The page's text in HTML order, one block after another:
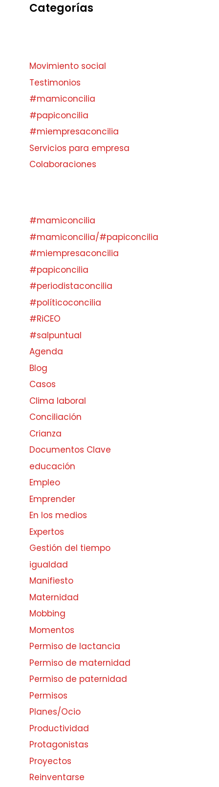
Categorías
Movimiento social
Testimonios
#mamiconcilia
#papiconcilia
#miempresaconcilia
Servicios para empresa
Colaboraciones
#mamiconcilia
#mamiconcilia/#papiconcilia
#miempresaconcilia
#papiconcilia
#periodistaconcilia
#políticoconcilia
#RiCEO
#salpuntual
Agenda
Blog
Casos
Clima laboral
Conciliación
Crianza
Documentos Clave
educación
Empleo
Emprender
En los medios
Expertos
Gestión del tiempo
igualdad
Manifiesto
Maternidad
Mobbing
Momentos
Permiso de lactancia
Permiso de maternidad
Permiso de paternidad
Permisos
Planes/Ocio
Productividad
Protagonistas
Proyectos
Reinventarse